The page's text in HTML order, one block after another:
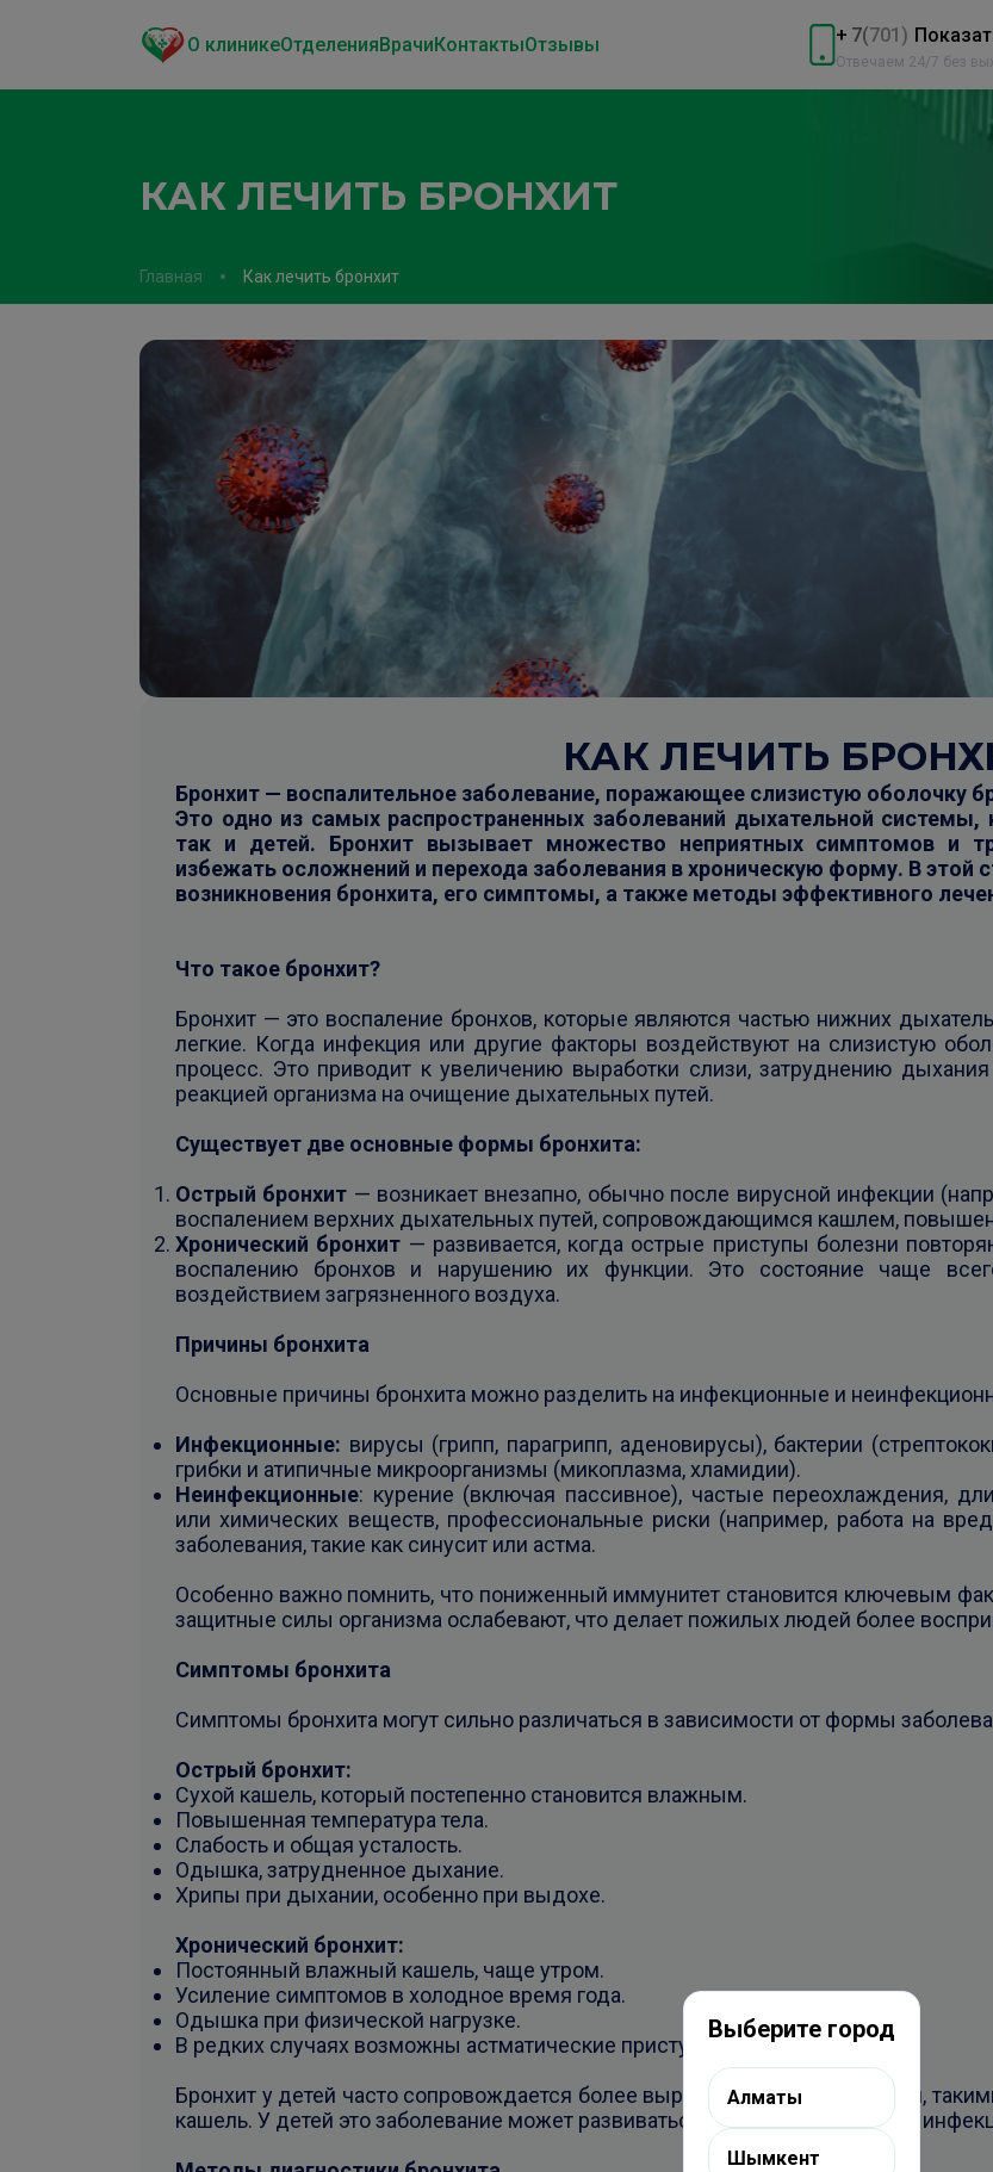
О клиникеОтделенияВрачиКонтактыОтзывы + 7(701)
Отвечаем 24/7 без
КАК ЛЕЧИТЬ БРОНХИТ
Главная Как лечить бронхит
КАК ЛЕЧИТЬ
Бронхит — воспалительное заболевание, поражающее слизистую оболочку
Это одно из самых распространенных заболеваний дыхательной
так и детей. Бронхит вызывает множество неприятных симптомов и
избежать осложнений и перехода заболевания в хроническую форму. В
возникновения бронхита, его симптомы, а также методы эффективного
Что такое бронхит?
Бронхит — это воспаление бронхов, которые являются частью нижних
легкие. Когда инфекция или другие факторы воздействуют на слизистую
процесс. Это приводит к увеличению выработки слизи, затруднению
реакцией организма на очищение дыхательных путей.
Существует две основные формы бронхита:
Острый бронхит — возникает внезапно, обычно после вирусной инфекции
воспалением верхних дыхательных путей, сопровождающимся кашлем,
Хронический бронхит — развивается, когда острые приступы болезни
воспалению бронхов и нарушению их функции. Это состояние чаще
воздействием загрязненного воздуха.
Причины бронхита
Основные причины бронхита можно разделить на инфекционные и
Инфекционные: вирусы (грипп, парагрипп, аденовирусы), бактерии
грибки и атипичные микроорганизмы (микоплазма, хламидии).
Неинфекционные: курение (включая пассивное), частые переохлаждения,
или химических веществ, профессиональные риски (например, работа на
заболевания, такие как синусит или астма.
Особенно важно помнить, что пониженный иммунитет становится ключевым
защитные силы организма ослабевают, что делает пожилых людей более
Симптомы бронхита
Симптомы бронхита могут сильно различаться в зависимости от формы
Острый бронхит:
Сухой кашель, который постепенно становится влажным.
Повышенная температура тела.
Слабость и общая усталость.
Одышка, затрудненное дыхание.
Хрипы при дыхании, особенно при выдохе.
Хронический бронхит:
Постоянный влажный кашель, чаще утром.
Усиление симптомов в холодное время года.
Одышка при физической нагрузке.
В редких случаях возможны астматические приступы.
Бронхит у детей часто сопровождается более выраженными симптомами,
кашель. У детей это заболевание может развиваться после перенесенных
Выберите город
Алматы
Шымкент